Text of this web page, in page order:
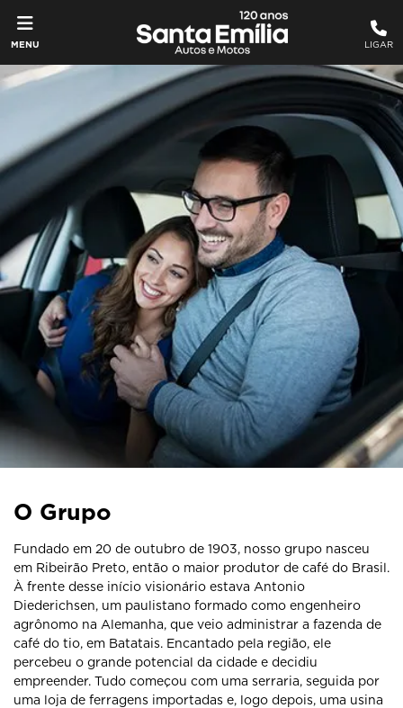
MENU LIGAR
O Grupo
Fundado em 20 de outubro de 1903, nosso grupo nasceu
em Ribeirão Preto, então o maior produtor de café do Brasil.
À frente desse início visionário estava Antonio
Diederichsen, um paulistano formado como engenheiro
agrônomo na Alemanha, que veio administrar a fazenda de
café do tio, em Batatais. Encantado pela região, ele
percebeu o grande potencial da cidade e decidiu
empreender. Tudo começou com uma serraria, seguida por
uma loja de ferragens importadas e, logo depois, uma usina